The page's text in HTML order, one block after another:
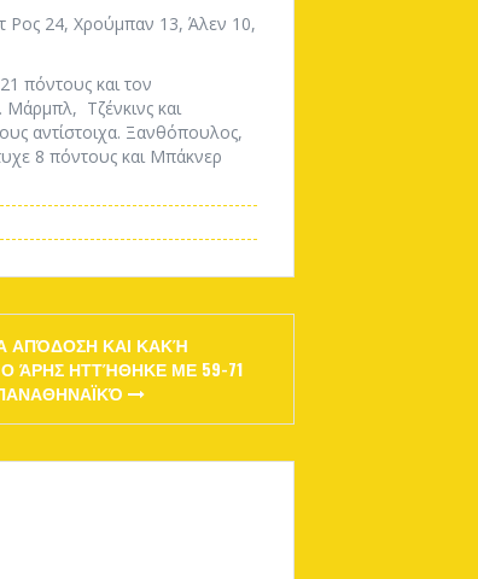
Ρος 24, Χρούμπαν 13, Άλεν 10,
πόντους και τον
Μάρμπλ, Τζένκινς και
αντίστοιχα. Ξανθόπουλος,
8 πόντους και Μπάκνερ
ΑΠΌΔΟΣΗ ΚΑΙ ΚΑΚΉ
Ο ΆΡΗΣ ΗΤΤΉΘΗΚΕ ΜΕ 59-71